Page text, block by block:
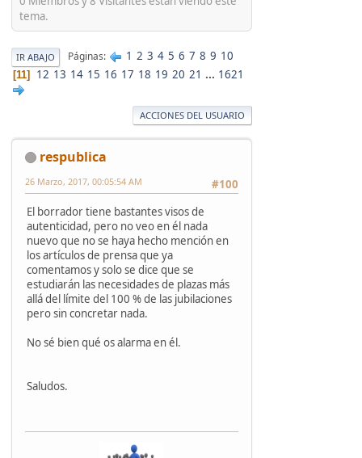
tema.
IR ABAJO Páginas 1 2 3 4 5 6 7 8 9 10
11 12 13 14 15 16 17 18 19 20 21 ... 1621
ACCIONES DEL USUARIO
respublica
#100
26 Marzo, 2017, 00:05:54 AM
El borrador tiene bastantes visos de
autenticidad, pero no veo en él nada
nuevo que no se haya hecho mención en
los artículos de prensa que ya
comentamos y solo se dice que se
estudiarán las necesidades de plazas más
allá del límite del 100 % de las jubilaciones
pero sin concretar nada.
No sé bien qué os alarma en él.
Saludos.